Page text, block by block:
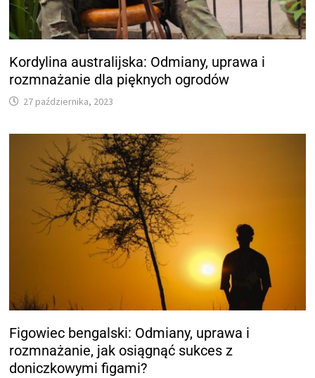
Kordylina australijska: Odmiany, uprawa i
rozmnażanie dla pięknych ogrodów
27 października, 2023
Figowiec bengalski: Odmiany, uprawa i
rozmnażanie, jak osiągnąć sukces z
doniczkowymi figami?